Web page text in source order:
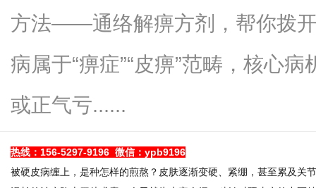
方法——通络解痹方剂，帮你拨
病属于“痹症”“皮痹”范畴，核心
或正气亏......
热线 ：156-5297-9196 微信：ypb9196
被硬皮病缠上，是种怎样的煎熬？皮肤逐渐变硬、紧绷，甚至累及关